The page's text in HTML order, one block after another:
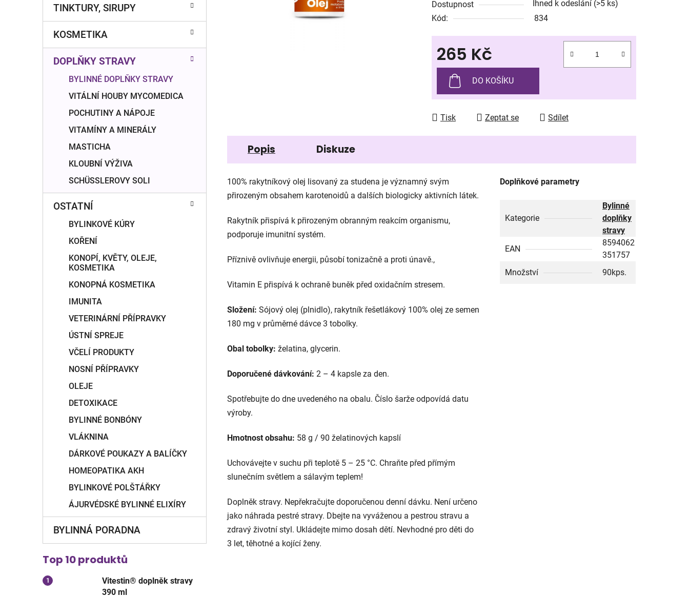
TINKTURY, SIRUPY
KOSMETIKA
DOPLŇKY STRAVY
BYLINNÉ DOPLŇKY STRAVY
VITÁLNÍ HOUBY MYCOMEDICA
POCHUTINY A NÁPOJE
VITAMÍNY A MINERÁLY
MASTICHA
KLOUBNÍ VÝŽIVA
SCHÜSSLEROVY SOLI
OSTATNÍ
BYLINKOVÉ KÚRY
KOŘENÍ
KONOPÍ, KVĚTY, OLEJE,
KOSMETIKA
KONOPNÁ KOSMETIKA
IMUNITA
VETERINÁRNÍ PŘÍPRAVKY
ÚSTNÍ SPREJE
VČELÍ PRODUKTY
NOSNÍ PŘÍPRAVKY
OLEJE
DETOXIKACE
BYLINNÉ BONBÓNY
VLÁKNINA
DÁRKOVÉ POUKAZY A BALÍČKY
HOMEOPATIKA AKH
BYLINKOVÉ POLŠTÁŘKY
ÁJURVÉDSKÉ BYLINNÉ ELIXÍRY
BYLINNÁ PORADNA
Top 10 produktů
Vitestin® doplněk stravy
390 ml
je
0,0
z
hvězdiček.
Dostupnost Ihned k odeslání (>5 ks)
Kód:
834
265 Kč
Měrná cena:
DO KOŠÍKU
Tisk Zeptat se Sdílet
Popis Diskuze
100% rakytníkový olej lisovaný za studena je významný svým
přirozeným obsahem karotenoidů a dalších biologicky aktivních látek.
Rakytník přispívá k přirozeným obranným reakcím organismu,
podporuje imunitní systém.
Příznivě ovlivňuje energii, působí tonizačně a proti únavě.,
Vitamin E přispívá k ochraně buněk před oxidačním stresem.
Složení: Sójový olej (plnidlo), rakytník řešetlákový 100% olej ze semen
180 mg v průměrné dávce 3 tobolky.
Obal tobolky: želatina, glycerin.
Doporučené dávkování: 2 – 4 kapsle za den.
Spotřebujte do dne uvedeného na obalu. Číslo šarže odpovídá datu
výroby.
Hmotnost obsahu: 58 g / 90 želatinových kapslí
Uchovávejte v suchu při teplotě 5 – 25 °C. Chraňte před přímým
slunečním světlem a sálavým teplem!
Doplněk stravy. Nepřekračujte doporučenou denní dávku. Není určeno
jako náhrada pestré stravy. Dbejte na vyváženou a pestrou stravu a
zdravý životní styl. Ukládejte mimo dosah dětí. Nevhodné pro děti do
3 let, těhotné a kojící ženy.
Doplňkové parametry
Kategorie
Bylinné
doplňky
stravy
EAN
8594062
351757
Množství
90kps.